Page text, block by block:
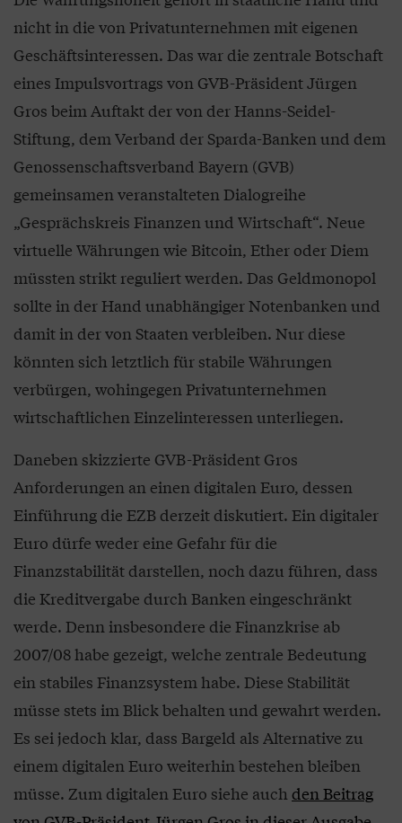
nicht in die von Privatunternehmen mit eigenen
Geschäftsinteressen. Das war die zentrale Botschaft
eines Impulsvortrags von GVB-Präsident Jürgen
Gros beim Auftakt der von der Hanns-Seidel-
Stiftung, dem Verband der Sparda-Banken und dem
Genossenschaftsverband Bayern (GVB)
gemeinsamen veranstalteten Dialogreihe
„Gesprächskreis Finanzen und Wirtschaft“. Neue
virtuelle Währungen wie Bitcoin, Ether oder Diem
müssten strikt reguliert werden. Das Geldmonopol
sollte in der Hand unabhängiger Notenbanken und
damit in der von Staaten verbleiben. Nur diese
könnten sich letztlich für stabile Währungen
verbürgen, wohingegen Privatunternehmen
wirtschaftlichen Einzelinteressen unterliegen.
Daneben skizzierte GVB-Präsident Gros
Anforderungen an einen digitalen Euro, dessen
Einführung die EZB derzeit diskutiert. Ein digitaler
Euro dürfe weder eine Gefahr für die
Finanzstabilität darstellen, noch dazu führen, dass
die Kreditvergabe durch Banken eingeschränkt
werde. Denn insbesondere die Finanzkrise ab
2007/08 habe gezeigt, welche zentrale Bedeutung
ein stabiles Finanzsystem habe. Diese Stabilität
müsse stets im Blick behalten und gewahrt werden.
Es sei jedoch klar, dass Bargeld als Alternative zu
einem digitalen Euro weiterhin bestehen bleiben
müsse. Zum digitalen Euro siehe auch den Beitrag